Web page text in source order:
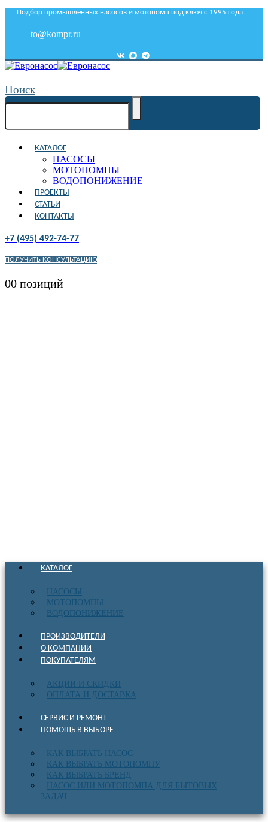
Подбор промышленных насосов и мотопомп под ключ с 1995 года
to@kompr.ru
Поиск
КАТАЛОГ
НАСОСЫ
МОТОПОМПЫ
ВОДОПОНИЖЕНИЕ
ПРОЕКТЫ
СТАТЬИ
КОНТАКТЫ
+7 (495) 492-74-77
ПОЛУЧИТЬ КОНСУЛЬТАЦИЮ
00 позиций
КАТАЛОГ
НАСОСЫ
МОТОПОМПЫ
ВОДОПОНИЖЕНИЕ
ПРОИЗВОДИТЕЛИ
О КОМПАНИИ
ПОКУПАТЕЛЯМ
АКЦИИ И СКИДКИ
ОПЛАТА И ДОСТАВКА
СЕРВИС И РЕМОНТ
ПОМОЩЬ В ВЫБОРЕ
КАК ВЫБРАТЬ НАСОС
КАК ВЫБРАТЬ МОТОПОМПУ
КАК ВЫБРАТЬ БРЕНД
НАСОС ИЛИ МОТОПОМПА ДЛЯ БЫТОВЫХ
ЗАДАЧ